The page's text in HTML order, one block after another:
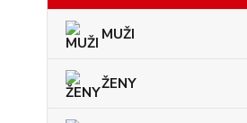
MUŽI
ŽENY